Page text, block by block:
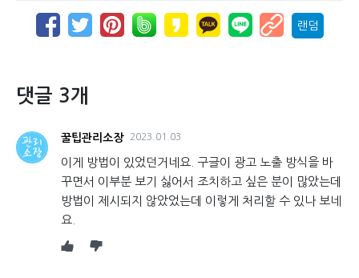
랜덤
댓글 3개
꿀팁관리소장 2023.01.03
이게 방법이 있었던거네요. 구글이 광고 노출 방식을 바
꾸면서 이부분 보기 싫어서 조치하고 싶은 분이 많았는데
방법이 제시되지 않았었는데 이렇게 처리할 수 있나 보네
요.